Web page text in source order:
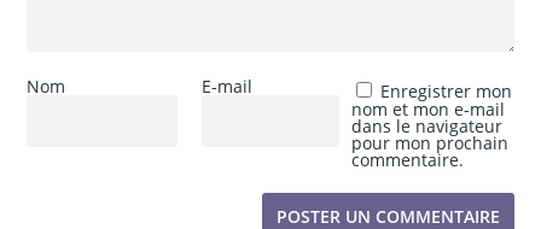
Nom E-mail Enregistrer mon
nom et mon e-mail
dans le navigateur
pour mon prochain
commentaire.